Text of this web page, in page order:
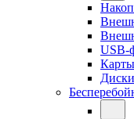
USB-